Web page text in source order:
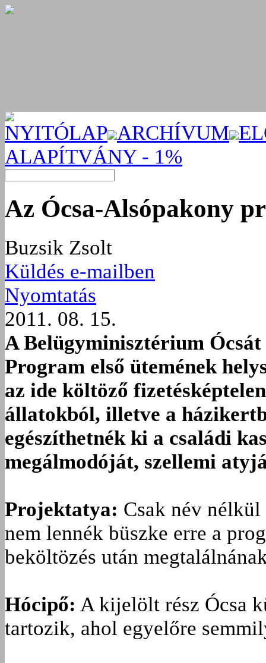
NYITÓLAP ARCHÍVUM
ALAPÍTVÁNY - 1%
Az Ócsa-Alsópakony
Buzsik Zsolt
Küldés e-mailben
Nyomtatás
2011. 08. 15.
A Belügyminisztérium
Program első ütemének
az ide költöző
állatokból, illetve a
egészíthetnék ki a családi
megálmodóját, szellemi
Projektatya: Csak név
nem lennék büszke erre a
beköltözés után
Hócipő: A kijelölt rész Ócsa
tartozik, ahol egyelőre